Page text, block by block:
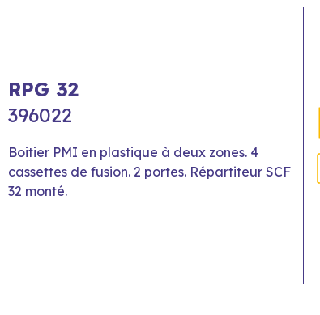
RPG 32
396022
Boitier PMI en plastique à deux zones. 4
cassettes de fusion. 2 portes. Répartiteur SCF
32 monté.